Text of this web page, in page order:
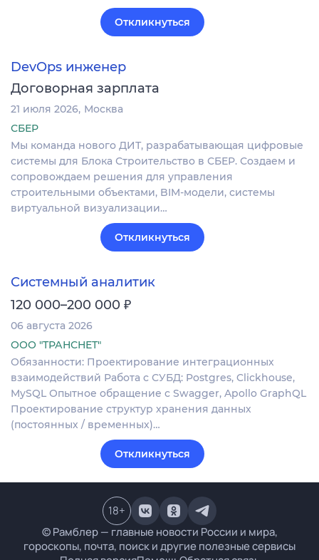
Откликнуться
DevOps инженер
Договорная зарплата
21 июля 2026 Москва
СБЕР
Мы команда нового ДИТ, разрабатывающая цифровые
системы для Блока Строительство в СБЕР. Создаем и
сопровождаем решения для управления
строительными объектами, BIM-модели, системы
виртуальной визуализации…
Откликнуться
Системный аналитик
120 000–200 000 ₽
06 августа 2026
ООО "ТРАНСНЕТ"
Обязанности: Проектирование интеграционных
взаимодействий Работа с СУБД: Postgres, Clickhouse,
MySQL Опытное обращение с Swagger, Apollo GraphQL
Проектирование структур хранения данных
(постоянных / временных)…
Откликнуться
© Рамблер — главные новости России и мира,
гороскопы, почта, поиск и другие полезные сервисы
18+